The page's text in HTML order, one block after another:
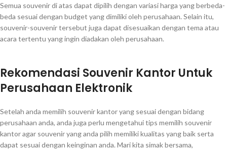
Semua souvenir di atas dapat dipilih dengan variasi harga yang berbeda-
beda sesuai dengan budget yang dimiliki oleh perusahaan. Selain itu,
souvenir-souvenir tersebut juga dapat disesuaikan dengan tema atau
acara tertentu yang ingin diadakan oleh perusahaan.
Rekomendasi Souvenir Kantor Untuk
Perusahaan Elektronik
Setelah anda memilih souvenir kantor yang sesuai dengan bidang
perusahaan anda, anda juga perlu mengetahui tips memilih souvenir
kantor agar souvenir yang anda pilih memiliki kualitas yang baik serta
dapat sesuai dengan keinginan anda. Mari kita simak bersama,